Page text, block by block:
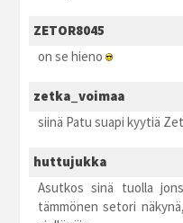
ZETOR8045
on se hieno
zetka_voimaa
siinä Patu suapi kyytiä
huttujukka
Asutkos sinä tuolla
tämmönen setori